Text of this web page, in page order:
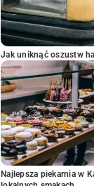
Jak uniknąć oszustw
Najlepsza piekarnia w